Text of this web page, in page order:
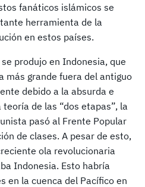
fanáticos islámicos se
herramienta de la
en estos países.
produjo en Indonesia, que
más grande fuera del antiguo
debido a la absurda e
de las “dos etapas”, la
pasó al Frente Popular
de clases. A pesar de esto,
ola revolucionaria
Indonesia. Esto habría
en la cuenca del Pacífico en